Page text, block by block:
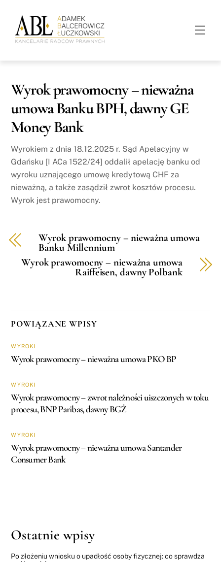
content
Wyrok prawomocny – nieważna
umowa Banku BPH, dawny GE
Money Bank
Wyrokiem z dnia 18.12.2025 r. Sąd Apelacyjny w
Gdańsku [I ACa 1522/24] oddalił apelację banku od
wyroku uznającego umowę kredytową CHF za
nieważną, a także zasądził zwrot kosztów procesu.
Wyrok jest prawomocny.
Wyrok prawomocny – nieważna umowa
Banku Millennium
Wyrok prawomocny – nieważna umowa
Raiffeisen, dawny Polbank
POWIĄZANE WPISY
WYROKI
Wyrok prawomocny – nieważna umowa PKO BP
WYROKI
Wyrok prawomocny – zwrot należności uiszczonych w toku
procesu, BNP Paribas, dawny BGŻ
WYROKI
Wyrok prawomocny – nieważna umowa Santander
Consumer Bank
Ostatnie wpisy
Po złożeniu wniosku o upadłość osoby fizycznej: co sprawdza